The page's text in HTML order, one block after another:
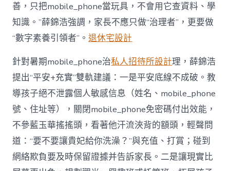
善，只把mobile_phone當玩具，不會用它查資料、學
知識。”薛錦浩強調，家長不應只做“治理者”，更要做
“數字素養引領者”。退休宅設計
針對暑期mobile_phone治私人招待所設計理，薛錦浩
提出“平安+充實”雙軌建議：一是平安底線不成破。教
導孩子絕不泄露個人敏感信息（姓名、mobile_phone
號、住址等），關閉mobile_phone免密碼付出效能，
不參藍玉華搖搖頭，看著他汗流浹背的額頭，輕聲問
道：“要不要讓貴妃給你洗澡？”與充值、打賞；碰到
網絡欺負要及時保留證據并告訴家長。二是讓現實比